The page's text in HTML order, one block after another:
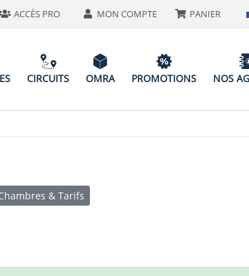
ACCÈS PRO MON COMPTE PANIER
CIRCUITS OMRA PROMOTIONS NOS
& Tarifs